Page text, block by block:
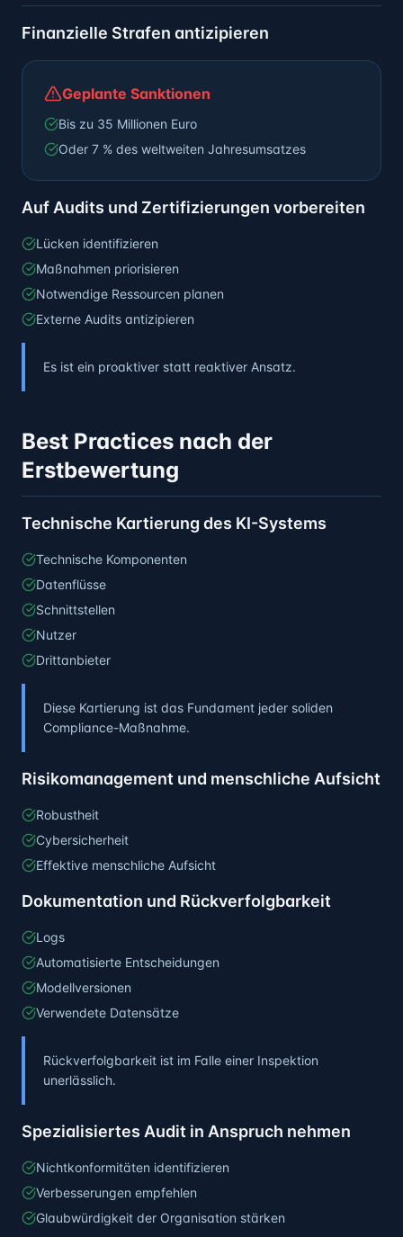
Finanzielle Strafen antizipieren
Geplante Sanktionen
Bis zu 35 Millionen Euro
Oder 7 % des weltweiten Jahresumsatzes
Auf Audits und Zertifizierungen vorbereiten
Lücken identifizieren
Maßnahmen priorisieren
Notwendige Ressourcen planen
Externe Audits antizipieren
Es ist ein proaktiver statt reaktiver Ansatz.
Best Practices nach der
Erstbewertung
Technische Kartierung des KI-Systems
Technische Komponenten
Datenflüsse
Schnittstellen
Nutzer
Drittanbieter
Diese Kartierung ist das Fundament jeder soliden
Compliance-Maßnahme.
Risikomanagement und menschliche Aufsicht
Robustheit
Cybersicherheit
Effektive menschliche Aufsicht
Dokumentation und Rückverfolgbarkeit
Logs
Automatisierte Entscheidungen
Modellversionen
Verwendete Datensätze
Rückverfolgbarkeit ist im Falle einer Inspektion
unerlässlich.
Spezialisiertes Audit in Anspruch nehmen
Nichtkonformitäten identifizieren
Verbesserungen empfehlen
Glaubwürdigkeit der Organisation stärken